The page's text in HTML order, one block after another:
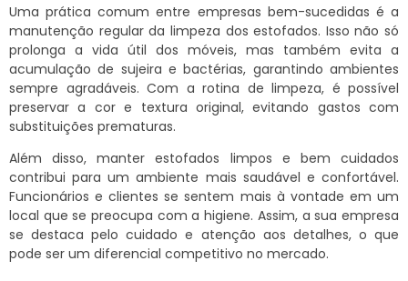
Uma prática comum entre empresas bem-sucedidas é a
manutenção regular da limpeza dos estofados. Isso não só
prolonga a vida útil dos móveis, mas também evita a
acumulação de sujeira e bactérias, garantindo ambientes
sempre agradáveis. Com a rotina de limpeza, é possível
preservar a cor e textura original, evitando gastos com
substituições prematuras.
Além disso, manter estofados limpos e bem cuidados
contribui para um ambiente mais saudável e confortável.
Funcionários e clientes se sentem mais à vontade em um
local que se preocupa com a higiene. Assim, a sua empresa
se destaca pelo cuidado e atenção aos detalhes, o que
pode ser um diferencial competitivo no mercado.